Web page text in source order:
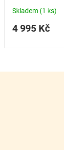
Skladem (1 ks)
4 995 Kč